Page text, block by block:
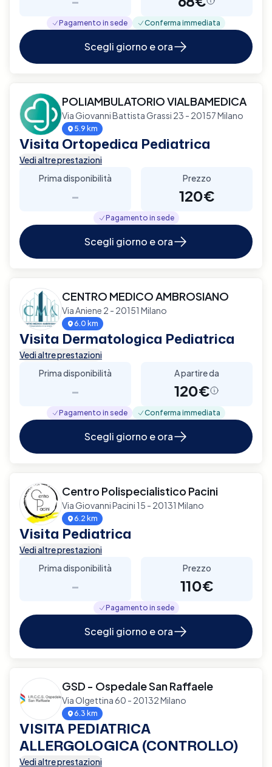
Pagamento in sede Conferma immediata
Scegli giorno e ora
POLIAMBULATORIO VIALBAMEDICA
Via Giovanni Battista Grassi 23 - 20157 Milano
5.9 km
Visita Ortopedica Pediatrica
Vedi altre prestazioni
Prima disponibilità
-
Prezzo
120€
Pagamento in sede
Scegli giorno e ora
CENTRO MEDICO AMBROSIANO
Via Aniene 2 - 20151 Milano
6.0 km
Visita Dermatologica Pediatrica
Vedi altre prestazioni
Prima disponibilità
-
A partire da
120€
Pagamento in sede Conferma immediata
Scegli giorno e ora
Centro Polispecialistico Pacini
Via Giovanni Pacini 15 - 20131 Milano
6.2 km
Visita Pediatrica
Vedi altre prestazioni
Prima disponibilità
-
Prezzo
110€
Pagamento in sede
Scegli giorno e ora
GSD - Ospedale San Raffaele
Via Olgettina 60 - 20132 Milano
6.3 km
VISITA PEDIATRICA
ALLERGOLOGICA (CONTROLLO)
Vedi altre prestazioni